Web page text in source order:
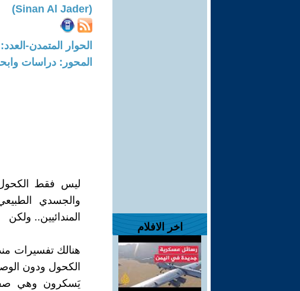
اخر الافلام
(Sinan Al Jader)
الحوار المتمدن-العدد: 7968 - 2024 / 5 / 5 - 08:38
المحور: دراسات
ليس فقط الكحول
والجسدي
المندائيين.. ولكن
هنالك تفسيرات
الكحول ودون
يَسكرون وهي